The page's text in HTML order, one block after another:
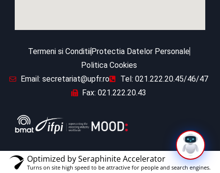
Termeni si ConditiiProtectia Datelor Personale
Politica Cookies
Email: secretariat@upfr.ro
Tel: 021.222.20.45/46/47
Fax: 021.222.20.43
Optimized by Seraphinite Accelerator
Turns on site high speed to be attractive for people and search engines.